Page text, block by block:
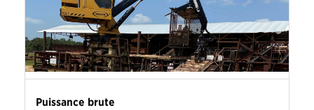
Puissance brute